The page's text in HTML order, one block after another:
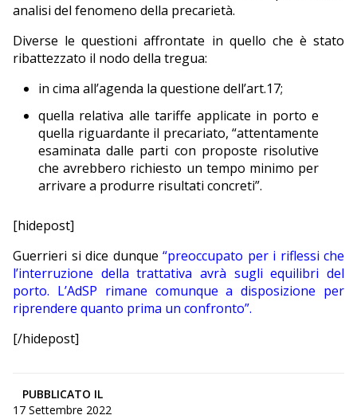
analisi del fenomeno della precarietà.
Diverse le questioni affrontate in quello che è stato
ribattezzato il nodo della tregua:
in cima all’agenda la questione dell’art.17;
quella relativa alle tariffe applicate in porto e
quella riguardante il precariato, “attentamente
esaminata dalle parti con proposte risolutive
che avrebbero richiesto un tempo minimo per
arrivare a produrre risultati concreti”.
[hidepost]
Guerrieri si dice dunque “preoccupato per i riflessi che
l’interruzione della trattativa avrà sugli equilibri del
porto. L’AdSP rimane comunque a disposizione per
riprendere quanto prima un confronto”.
[/hidepost]
PUBBLICATO IL
17 Settembre 2022